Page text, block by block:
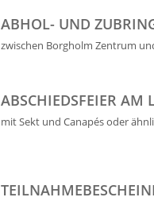
ABHOL- UND
zwischen Borgholm Zentrum
ABSCHIEDSFEIER AM
mit Sekt und Canapés oder